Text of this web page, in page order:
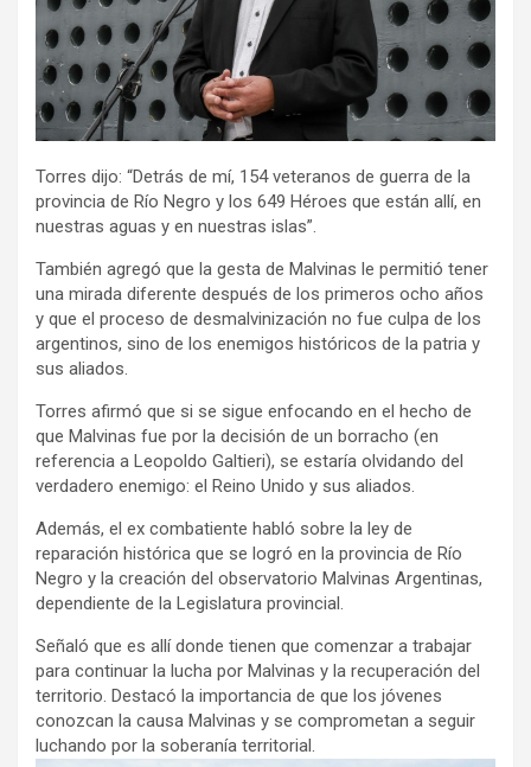
Torres dijo: “Detrás de mí, 154 veteranos de guerra de la
provincia de Río Negro y los 649 Héroes que están allí, en
nuestras aguas y en nuestras islas”.
También agregó que la gesta de Malvinas le permitió tener
una mirada diferente después de los primeros ocho años
y que el proceso de desmalvinización no fue culpa de los
argentinos, sino de los enemigos históricos de la patria y
sus aliados.
Torres afirmó que si se sigue enfocando en el hecho de
que Malvinas fue por la decisión de un borracho (en
referencia a Leopoldo Galtieri), se estaría olvidando del
verdadero enemigo: el Reino Unido y sus aliados.
Además, el ex combatiente habló sobre la ley de
reparación histórica que se logró en la provincia de Río
Negro y la creación del observatorio Malvinas Argentinas,
dependiente de la Legislatura provincial.
Señaló que es allí donde tienen que comenzar a trabajar
para continuar la lucha por Malvinas y la recuperación del
territorio. Destacó la importancia de que los jóvenes
conozcan la causa Malvinas y se comprometan a seguir
luchando por la soberanía territorial.